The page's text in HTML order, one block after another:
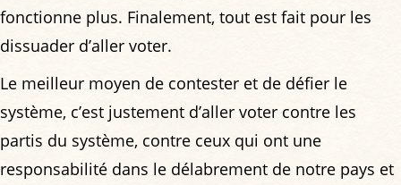
fonctionne plus. Finalement, tout est fait pour les
dissuader d’aller voter.
Le meilleur moyen de contester et de défier le
système, c’est justement d’aller voter contre les
partis du système, contre ceux qui ont une
responsabilité dans le délabrement de notre pays et